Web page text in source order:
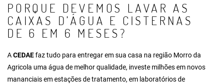
PORQUE DEVEMOS LAVAR AS
CAIXAS D’ÁGUA E CISTERNAS
DE 6 EM 6 MESES?
ACEDAEfaz tudo para entregar em sua casa na região Morro da
Agricola uma água de melhor qualidade, investe milhões em novos
mananciais em estações de tratamento, em laboratórios de